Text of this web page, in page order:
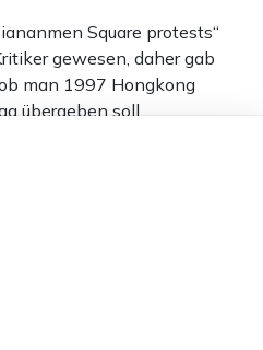
Square protests“
gewesen, daher gab
man 1997 Hongkong
übergeben soll.